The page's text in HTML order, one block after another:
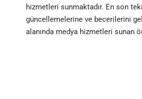
hizmetleri sunmaktadır. En son
güncellemelerine ve becerilerini
alanında medya hizmetleri sunan